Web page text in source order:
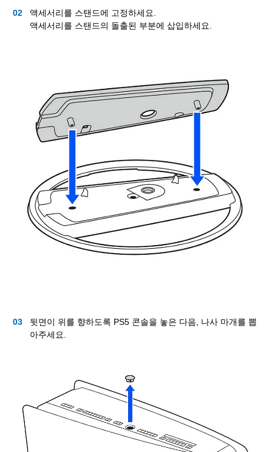
액세서리를 스탠드에 고정하세요.
액세서리를 스탠드의 돌출된 부분에 삽입하세요.
뒷면이 위를 향하도록 PS5 콘솔을 놓은 다음, 나사 마개를 뽑
아주세요.